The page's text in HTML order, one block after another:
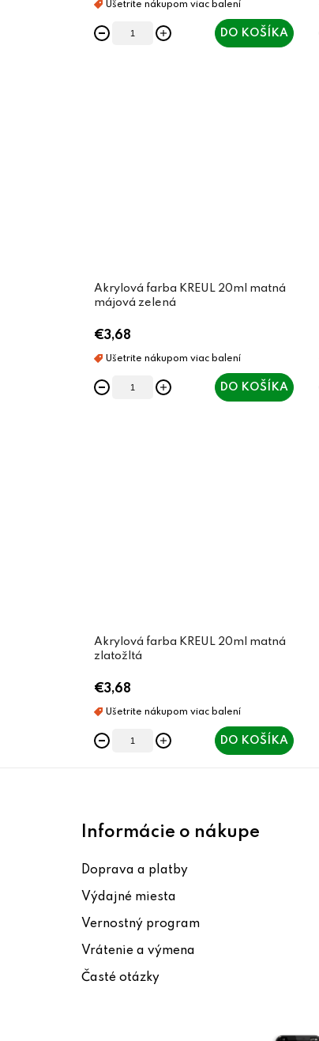
DO KOŠÍKA
Akrylová farba KREUL 20ml matná
májová zelená
€3,68
DO KOŠÍKA
Akrylová farba KREUL 20ml matná
zlatožltá
€3,68
DO KOŠÍKA
Informácie o nákupe
Doprava a platby
Výdajné miesta
Vernostný program
Vrátenie a výmena
Časté otázky